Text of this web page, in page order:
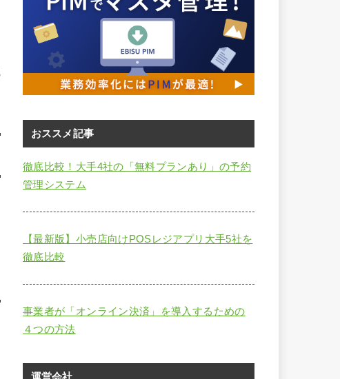
おススメ記事
徹底比較！大手4社の「無料プランあり」の予約
管理システム
【最新版】小売店向けPOSレジアプリ大手5社を
徹底比較
事業者が「オンライン決済」を導入するための
４つの方法